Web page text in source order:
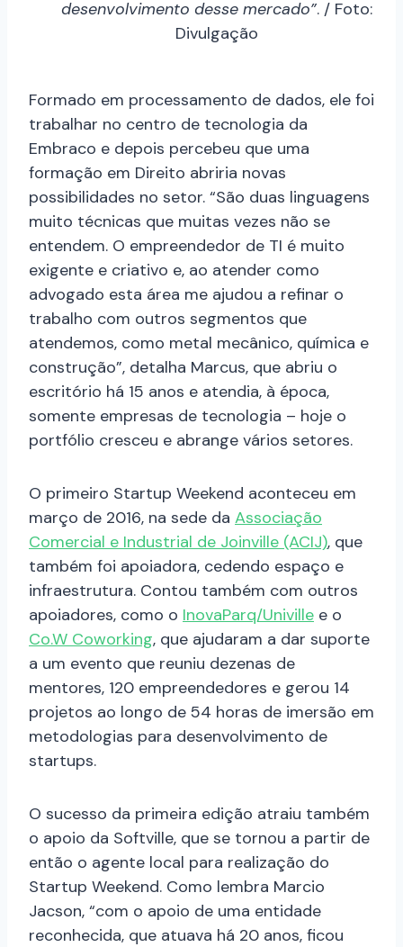
desenvolvimento desse mercado”. / Foto:
Divulgação
Formado em processamento de dados, ele foi
trabalhar no centro de tecnologia da
Embraco e depois percebeu que uma
formação em Direito abriria novas
possibilidades no setor. “São duas linguagens
muito técnicas que muitas vezes não se
entendem. O empreendedor de TI é muito
exigente e criativo e, ao atender como
advogado esta área me ajudou a refinar o
trabalho com outros segmentos que
atendemos, como metal mecânico, química e
construção”, detalha Marcus, que abriu o
escritório há 15 anos e atendia, à época,
somente empresas de tecnologia – hoje o
portfólio cresceu e abrange vários setores.
O primeiro Startup Weekend aconteceu em
março de 2016, na sede da Associação
Comercial e Industrial de Joinville (ACIJ), que
também foi apoiadora, cedendo espaço e
infraestrutura. Contou também com outros
apoiadores, como o InovaParq/Univille e o
Co.W Coworking, que ajudaram a dar suporte
a um evento que reuniu dezenas de
mentores, 120 empreendedores e gerou 14
projetos ao longo de 54 horas de imersão em
metodologias para desenvolvimento de
startups.
O sucesso da primeira edição atraiu também
o apoio da Softville, que se tornou a partir de
então o agente local para realização do
Startup Weekend. Como lembra Marcio
Jacson, “com o apoio de uma entidade
reconhecida, que atuava há 20 anos, ficou